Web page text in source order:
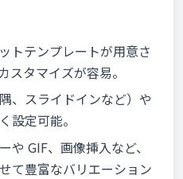
トテンプレートが用意さ
スタマイズが容易。
、スライドインなど）や
設定可能。
や GIF、画像挿入など、
て豊富なバリエーション